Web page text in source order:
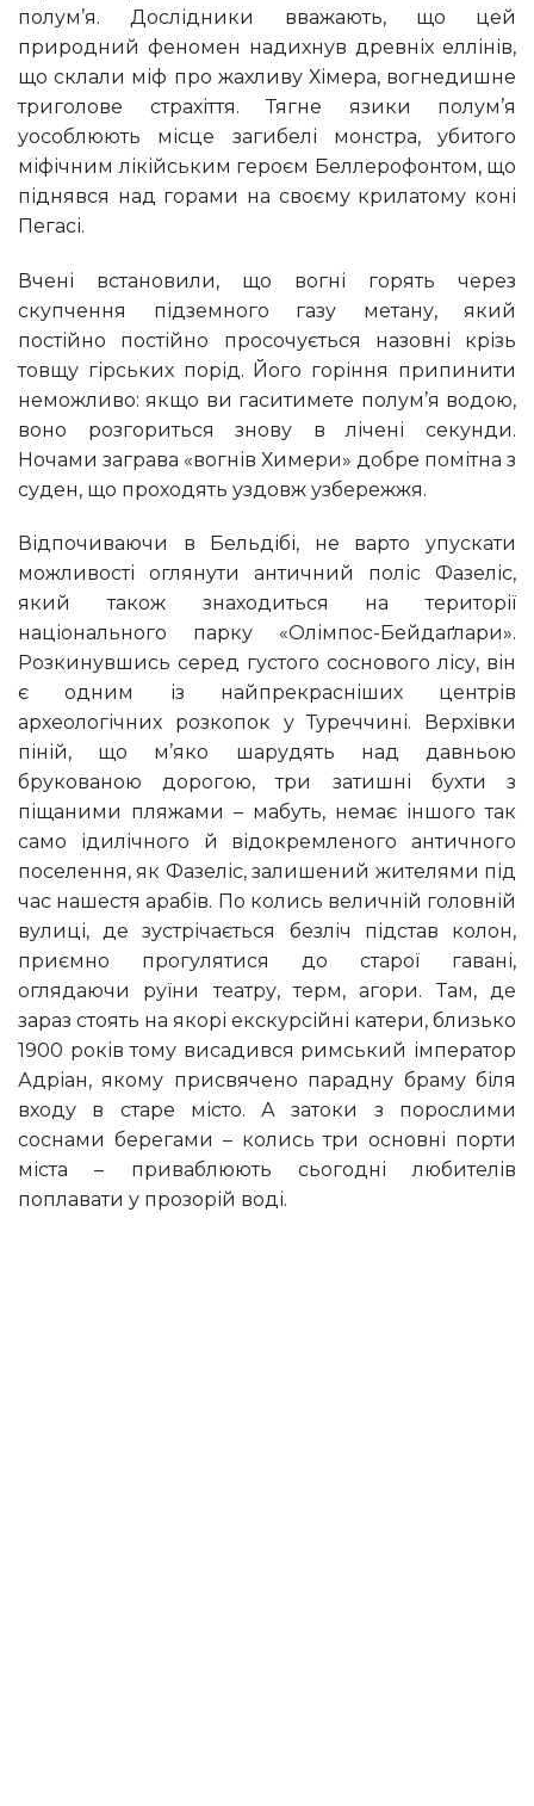
полум’я. Дослідники вважають, що цей
природний феномен надихнув древніх еллінів,
що склали міф про жахливу Хімера, вогнедишне
триголове страхіття. Тягне язики полум’я
уособлюють місце загибелі монстра, убитого
міфічним лікійським героєм Беллерофонтом, що
піднявся над горами на своєму крилатому коні
Пегасі.
Вчені встановили, що вогні горять через
скупчення підземного газу метану, який
постійно постійно просочується назовні крізь
товщу гірських порід. Його горіння припинити
неможливо: якщо ви гаситимете полум’я водою,
воно розгориться знову в лічені секунди.
Ночами заграва «вогнів Химери» добре помітна з
суден, що проходять уздовж узбережжя.
Відпочиваючи в Бельдібі, не варто упускати
можливості оглянути античний поліс Фазеліс,
який також знаходиться на території
національного парку «Олімпос-Бейдаґлари».
Розкинувшись серед густого соснового лісу, він
є одним із найпрекрасніших центрів
археологічних розкопок у Туреччині. Верхівки
піній, що м’яко шарудять над давньою
брукованою дорогою, три затишні бухти з
піщаними пляжами – мабуть, немає іншого так
само ідилічного й відокремленого античного
поселення, як Фазеліс, залишений жителями під
час нашестя арабів. По колись величній головній
вулиці, де зустрічається безліч підстав колон,
приємно прогулятися до старої гавані,
оглядаючи руїни театру, терм, агори. Там, де
зараз стоять на якорі екскурсійні катери, близько
1900 років тому висадився римський імператор
Адріан, якому присвячено парадну браму біля
входу в старе місто. А затоки з порослими
соснами берегами – колись три основні порти
міста – приваблюють сьогодні любителів
поплавати у прозорій воді.